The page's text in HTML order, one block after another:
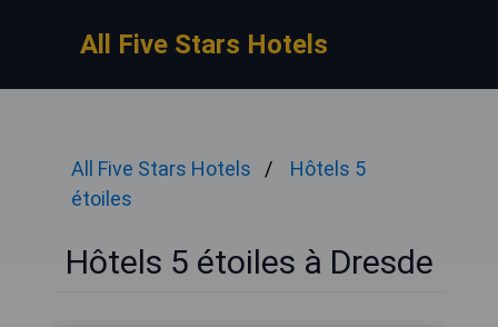
All Five Stars Hotels
All Five Stars Hotels
Hôtels 5
étoiles
Hôtels 5 étoiles à Dresde